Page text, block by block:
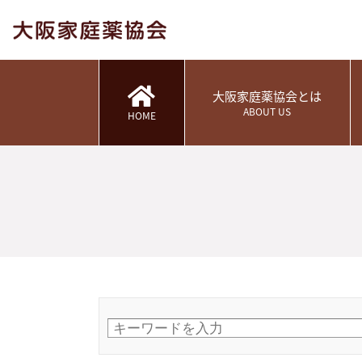
HOME
大阪家庭薬協会とは
ABOUT US